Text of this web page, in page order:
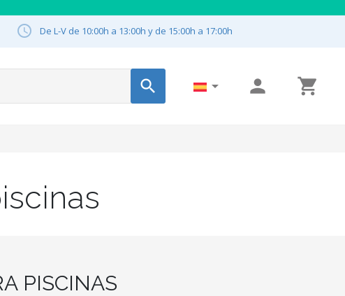
 De L-V de 10:00h a 13:00h y de 15:00h a 17:00h
   
PISCINAS